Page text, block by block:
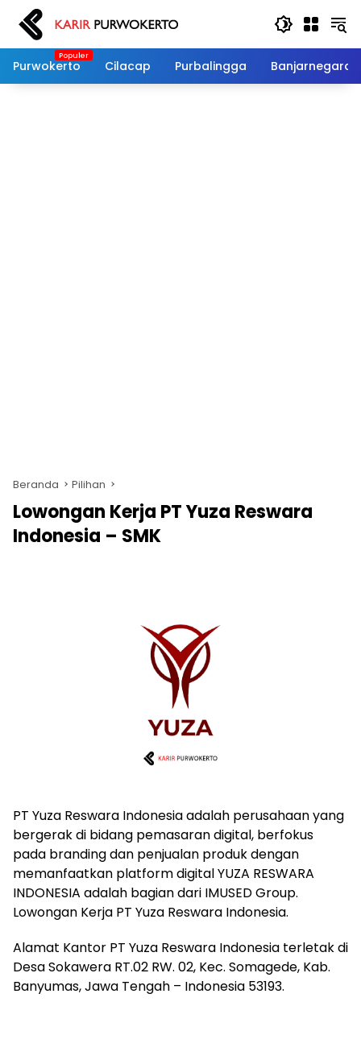
Langsung
konten
Purwokerto
Cilacap Purbalingga Banjarnegara
Beranda Pilihan
Lowongan Kerja PT Yuza Reswara
Indonesia – SMK
PT Yuza Reswara Indonesia adalah perusahaan yang
bergerak di bidang pemasaran digital, berfokus
pada branding dan penjualan produk dengan
memanfaatkan platform digital YUZA RESWARA
INDONESIA adalah bagian dari IMUSED Group.
Lowongan Kerja PT Yuza Reswara Indonesia.
Alamat Kantor PT Yuza Reswara Indonesia terletak di
Desa Sokawera RT.02 RW. 02, Kec. Somagede, Kab.
Banyumas, Jawa Tengah – Indonesia 53193.